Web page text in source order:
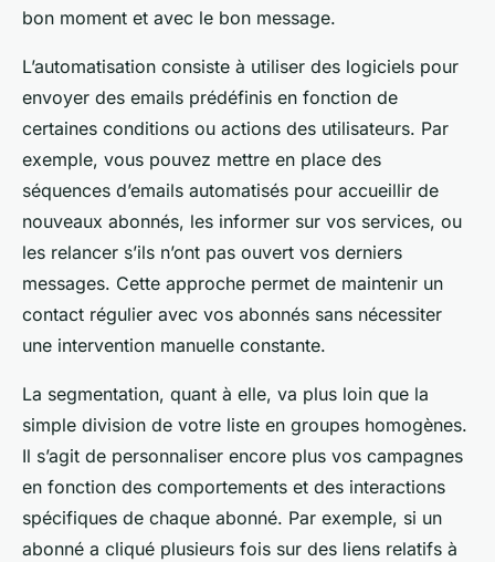
bon moment et avec le bon message.
L’automatisation consiste à utiliser des logiciels pour
envoyer des emails prédéfinis en fonction de
certaines conditions ou actions des utilisateurs. Par
exemple, vous pouvez mettre en place des
séquences d’emails automatisés pour accueillir de
nouveaux abonnés, les informer sur vos services, ou
les relancer s’ils n’ont pas ouvert vos derniers
messages. Cette approche permet de maintenir un
contact régulier avec vos abonnés sans nécessiter
une intervention manuelle constante.
La segmentation, quant à elle, va plus loin que la
simple division de votre liste en groupes homogènes.
Il s’agit de personnaliser encore plus vos campagnes
en fonction des comportements et des interactions
spécifiques de chaque abonné. Par exemple, si un
abonné a cliqué plusieurs fois sur des liens relatifs à